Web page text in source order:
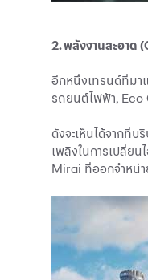
2. พลังงานสะอาด
อีกหนึ่งเทรนด์ที่มา
รถยนต์ไฟฟ้า, Eco
ดังจะเห็นได้จากที่
เพลิงในการเปลี่ย
Mirai ที่ออกจำหน่